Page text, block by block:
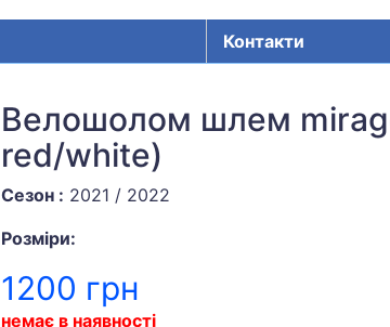
Контакти
Велошолом шлем
red/white)
Сезон : 2021 / 2022
Розміри:
1200 грн
немає в наявності